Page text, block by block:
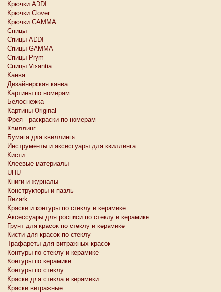
Крючки ADDI
Крючки Clover
Крючки GAMMA
Спицы
Спицы ADDI
Спицы GAMMA
Спицы Prym
Спицы Visantia
Канва
Дизайнерская канва
Картины по номерам
Белоснежкa
Картины Original
Фрея - раскраски по номерам
Квиллинг
Бумага для квиллинга
Инструменты и аксессуары для квиллинга
Кисти
Клеевые материалы
UHU
Книги и журналы
Конструкторы и пазлы
Rezark
Краски и контуры по стеклу и керамике
Аксессуары для росписи по стеклу и керамике
Грунт для красок по стеклу и керамике
Кисти для красок по стеклу
Трафареты для витражных красок
Контуры по стеклу и керамике
Контуры по керамике
Контуры по стеклу
Краски для стекла и керамики
Краски витражные